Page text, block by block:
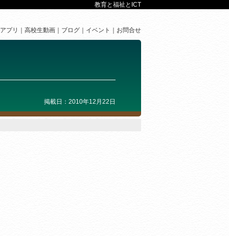
教育と福祉とICT
プリ 高校生動画 ブログ イベント お問合せ
掲載日：2010年12月22日